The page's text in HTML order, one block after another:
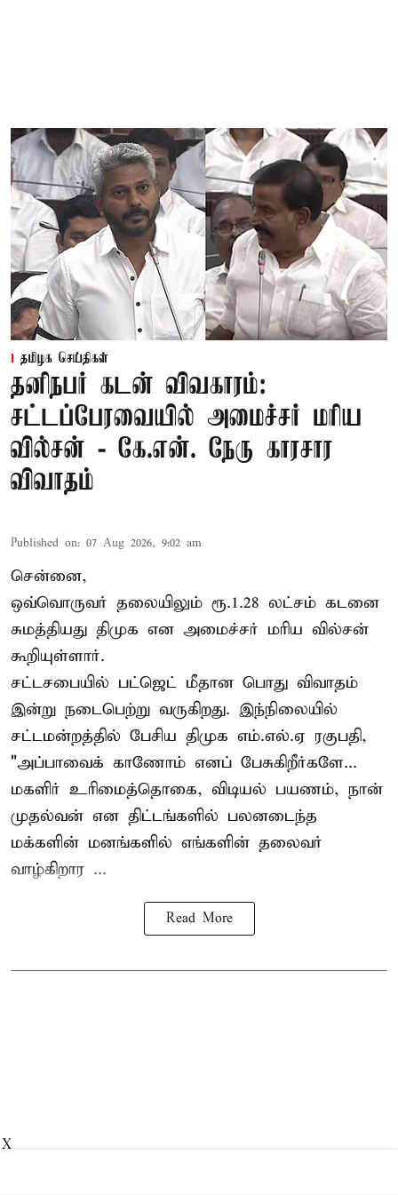
தமிழக செய்திகள்
தனிநபர் கடன் விவகாரம்:
சட்டப்பேரவையில் அமைச்சர் மரிய
வில்சன் - கே.என். நேரு காரசார
விவாதம்
Published on: 07 Aug 2026, 9:02 am
சென்னை,
ஒவ்வொருவர் தலையிலும் ரூ.1.28 லட்சம் கடனை
சுமத்தியது திமுக என அமைச்சர் மரிய வில்சன்
கூறியுள்ளார்.
சட்டசபையில் பட்ஜெட் மீதான பொது விவாதம்
இன்று நடைபெற்று வருகிறது. இந்நிலையில்
சட்டமன்றத்தில் பேசிய திமுக எம்.எல்.ஏ ரகுபதி,
"அப்பாவைக் காணோம் எனப் பேசுகிறீர்களே...
மகளிர் உரிமைத்தொகை, விடியல் பயணம், நான்
முதல்வன் என திட்டங்களில் பலனடைந்த
மக்களின் மனங்களில் எங்களின் தலைவர்
வாழ்கிறார ...
Read More
X